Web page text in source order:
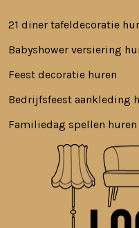
21 diner tafeldecoratie
Babyshower versiering
Feest decoratie huren
Bedrijfsfeest aankleding
Familiedag spellen huren